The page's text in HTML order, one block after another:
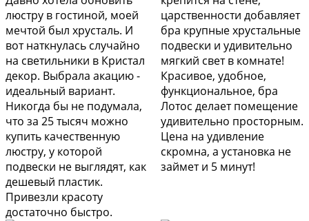
люстру в гостиной, моей
мечтой был хрусталь. И
вот наткнулась случайно
на светильники в Кристал
декор. Выбрала акацию -
идеальный вариант.
Никогда бы не подумала,
что за 25 тысяч можно
купить качественную
люстру, у которой
подвески не выглядят, как
дешевый пластик.
Привезли красоту
достаточно быстро.
царственности добавляет
бра крупные хрустальные
подвески и удивительно
мягкий свет в комнате!
Красивое, удобное,
функциональное, бра
Лотос делает помещение
удивительно просторным.
Цена на удивление
скромна, а установка не
займет и 5 минут!